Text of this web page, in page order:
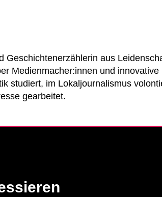
Geschichtenerzählerin aus
Medienmacher:innen und innovative
studiert, im Lokaljournalismus
gearbeitet.